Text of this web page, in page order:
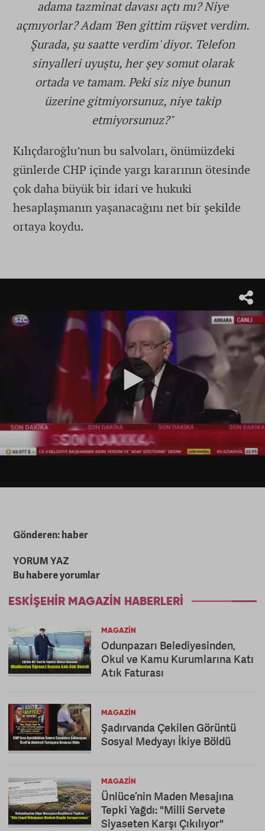
adama tazminat davası açtı mı? Niye
açmıyorlar? Adam 'Ben gittim rüşvet verdim.
Şurada, şu saatte verdim' diyor. Telefon
sinyalleri uyuştu, her şey somut olarak
ortada ve tamam. Peki siz niye bunun
üzerine gitmiyorsunuz, niye takip
etmiyorsunuz?"
Kılıçdaroğlu’nun bu salvoları, önümüzdeki
günlerde CHP içinde yargı kararının ötesinde
çok daha büyük bir idari ve hukuki
hesaplaşmanın yaşanacağını net bir şekilde
ortaya koydu.
Gönderen: haber
YORUM YAZ
Bu habere yorumlar
ESKIŞEHIR MAGAZIN HABERLERI
MAGAZIN
Odunpazarı Belediyesinden,
Okul ve Kamu Kurumlarına Katı
Atık Faturası
MAGAZIN
Şadırvanda Çekilen Görüntü
Sosyal Medyayı İkiye Böldü
MAGAZIN
Ünlüce’nin Maden Mesajına
Tepki Yağdı: "Milli Servete
Siyaseten Karşı Çıkılıyor"